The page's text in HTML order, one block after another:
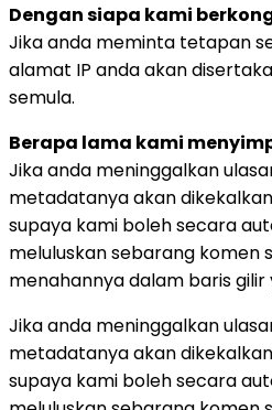
Dengan siapa kami
Jika anda meminta tetapan
alamat IP anda akan
semula.
Berapa lama kami
Jika anda meninggalkan
metadatanya akan
supaya kami boleh secara
meluluskan sebarang komen
menahannya dalam baris gilir
Jika anda meninggalkan
metadatanya akan
supaya kami boleh secara